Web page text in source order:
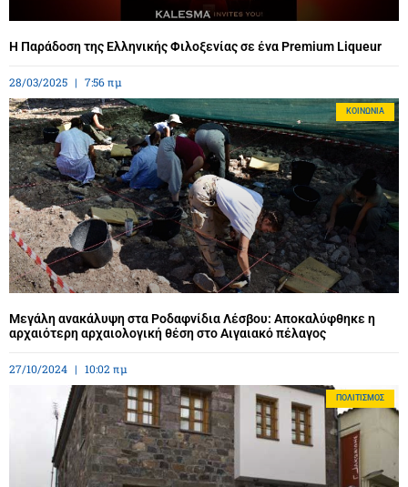
Η Παράδοση της Ελληνικής Φιλοξενίας σε ένα Premium Liqueur
28/03/2025 7:56 πμ
ΚΟΙΝΩΝΊΑ
Μεγάλη ανακάλυψη στα Ροδαφνίδια Λέσβου: Αποκαλύφθηκε η
αρχαιότερη αρχαιολογική θέση στο Αιγαιακό πέλαγος
27/10/2024 10:02 πμ
ΠΟΛΙΤΙΣΜΌΣ